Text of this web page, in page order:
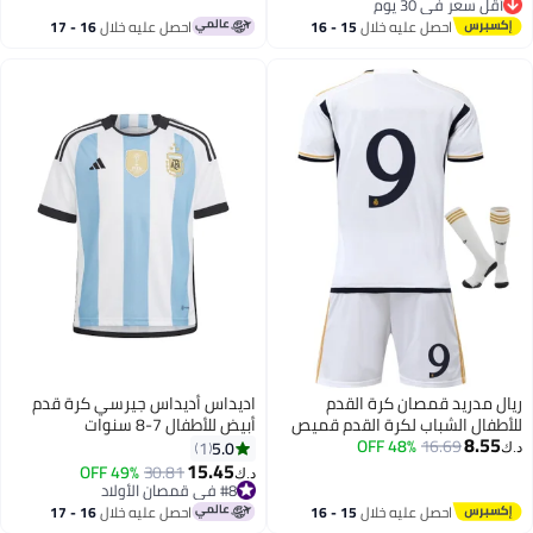
أقل سعر في 30 يوماحصل عليه خلال 15 - 16
اغسطس
احصل عليه خلال 16 - 17
اغسطس
ريال مدريد قمصان كرة القدم
للأطفال الشباب لكرة القدم قميص
التدريب بدلة موحدة
د.ك‏8.55
16.69
48% OFF
احصل عليه خلال 15 - 16
اديداس أديداس جيرسي كرة قدم
أبيض للأطفال 7-8 سنوات
5.0
1
د.ك‏15.45
30.81
49% OFF
#8 في قمصان الأولاد
#8 في قمصان الأولاد احصل عليه خلال 16 - 17